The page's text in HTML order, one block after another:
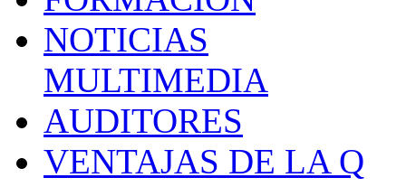
NOTICIAS
MULTIMEDIA
AUDITORES
VENTAJAS DE LA Q